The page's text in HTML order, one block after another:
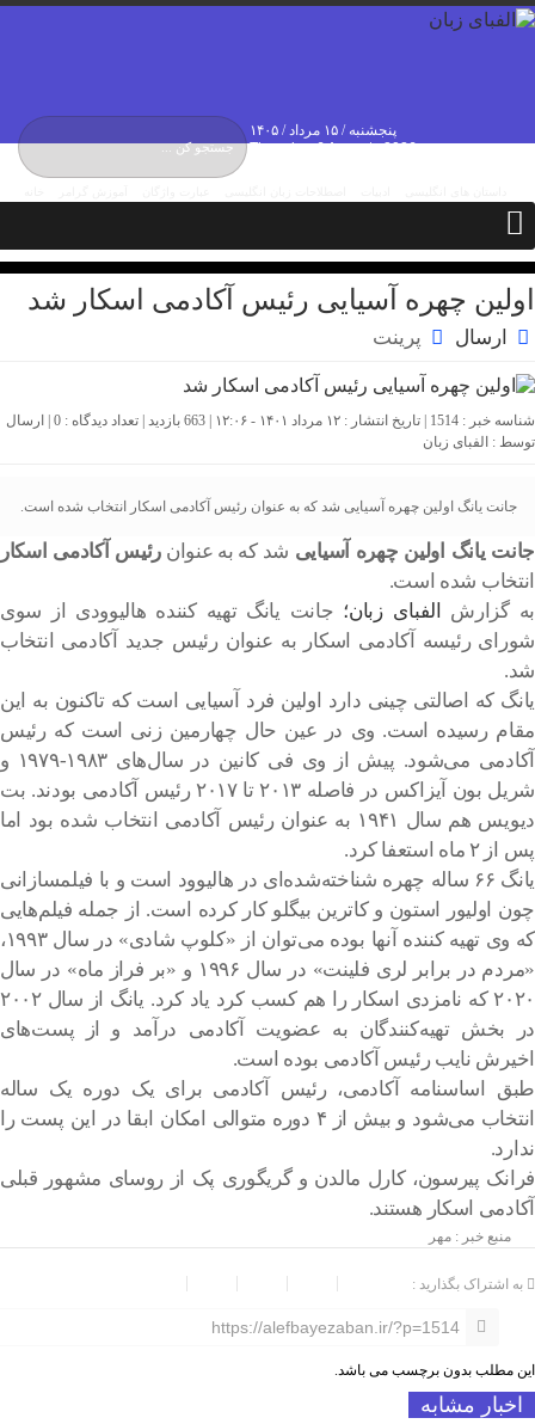
پنجشنبه / ۱۵ مرداد / ۱۴۰۵
Thursday, 6 August , 2026
اولین چهره آسیایی رئیس آکادمی اسکار شد
ارسال پرینت
شناسه خبر : 1514 | تاریخ انتشار : ۱۲ مرداد ۱۴۰۱ - ۱۲:۰۶ | 663 بازدید | تعداد دیدگاه : 0 | ارسال
توسط : الفبای زبان
جانت یانگ اولین چهره آسیایی شد که به عنوان رئیس آکادمی اسکار انتخاب شده است.
جانت یانگ اولین چهره آسیایی شد که به عنوان رئیس آکادمی اسکار
انتخاب شده است.
به گزارش
الفبای زبان؛ جانت یانگ تهیه کننده هالیوودی از سوی
شورای رئیسه آکادمی اسکار به عنوان رئیس جدید آکادمی انتخاب
شد.
یانگ که اصالتی چینی دارد اولین فرد آسیایی است که تاکنون به این
مقام رسیده است. وی در عین حال چهارمین زنی است که رئیس
آکادمی می‌شود. پیش از وی فی کانین در سال‌های ۱۹۸۳-۱۹۷۹ و
شریل بون آیزاکس در فاصله ۲۰۱۳ تا ۲۰۱۷ رئیس آکادمی بودند. بت
دیویس هم سال ۱۹۴۱ به عنوان رئیس آکادمی انتخاب شده بود اما
پس از ۲ ماه استعفا کرد.
یانگ ۶۶ ساله چهره‌ شناخته‌شده‌ای در هالیوود است و با فیلمسازانی
چون اولیور استون و کاترین بیگلو کار کرده است. از جمله فیلم‌هایی
که وی تهیه کننده آنها بوده می‌توان از «کلوپ شادی» در سال ۱۹۹۳،
«مردم در برابر لری فلینت» در سال ۱۹۹۶ و «بر فراز ماه» در سال
۲۰۲۰ که نامزدی اسکار را هم کسب کرد یاد کرد. یانگ از سال ۲۰۰۲
در بخش تهیه‌کنندگان به عضویت آکادمی درآمد و از پست‌های
اخیرش نایب رئیس آکادمی بوده است.
طبق اساسنامه آکادمی، رئیس آکادمی برای یک دوره یک ساله
انتخاب می‌شود و بیش از ۴ دوره متوالی امکان ابقا در این پست را
ندارد.
فرانک پیرسون، کارل مالدن و گریگوری پک از روسای مشهور قبلی
آکادمی اسکار هستند.
منبع خبر : مهر
به اشتراک بگذارید :
https://alefbayezaban.ir/?p=1514
این مطلب بدون برچسب می باشد.
اخبار مشابه